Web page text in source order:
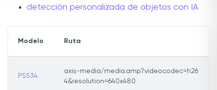
detección personalizada de objetos con IA
Modelo Ruta
P5534
axis-media/media.amp?videocodec=h26
4&resolution=640x480